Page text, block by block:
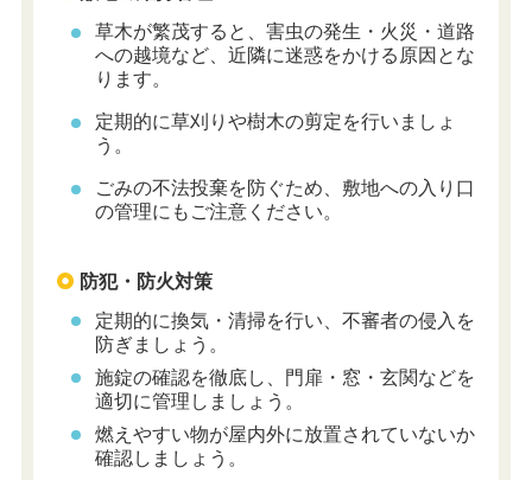
草木が繁茂すると、害虫の発生・火災・道路
への越境など、近隣に迷惑をかける原因とな
ります。
定期的に草刈りや樹木の剪定を行いましょ
う。
ごみの不法投棄を防ぐため、敷地への入り口
の管理にもご注意ください。
防犯・防火対策
定期的に換気・清掃を行い、不審者の侵入を
防ぎましょう。
施錠の確認を徹底し、門扉・窓・玄関などを
適切に管理しましょう。
燃えやすい物が屋内外に放置されていないか
確認しましょう。